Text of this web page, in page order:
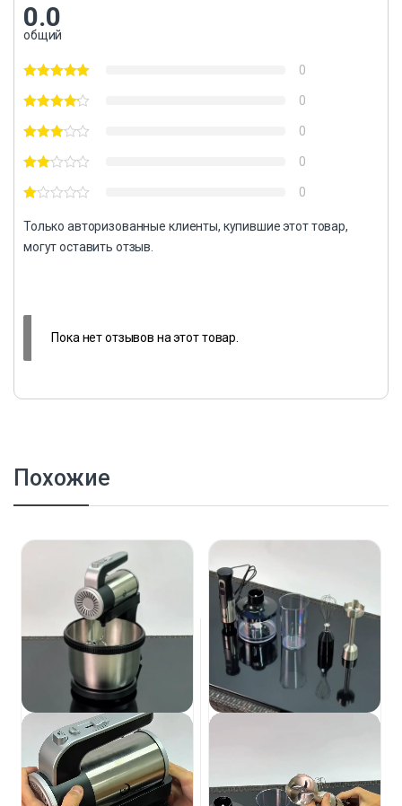
0.0
общий
0
0
0
0
0
Только авторизованные клиенты, купившие этот товар,
могут оставить отзыв.
Пока нет отзывов на этот товар.
Похожие